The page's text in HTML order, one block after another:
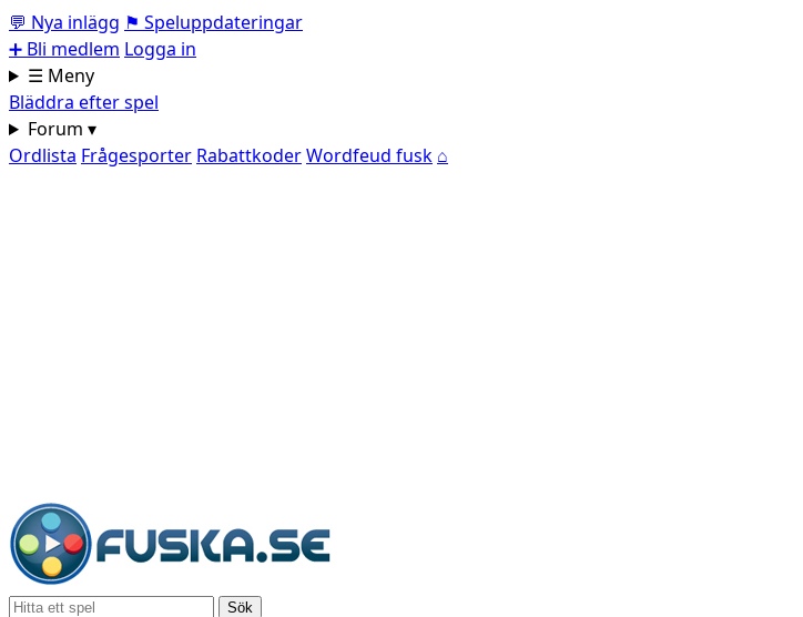
💬 Nya inlägg ⚑ Speluppdateringar
➕ Bli medlem Logga in
☰ Meny
Bläddra efter spel
Forum ▾
Ordlista Frågesporter RabattkoderWordfeud fusk ⌂
Sök